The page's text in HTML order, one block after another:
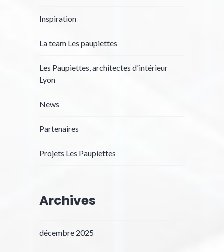
Inspiration
La team Les paupiettes
Les Paupiettes, architectes d'intérieur
Lyon
News
Partenaires
Projets Les Paupiettes
Archives
décembre 2025